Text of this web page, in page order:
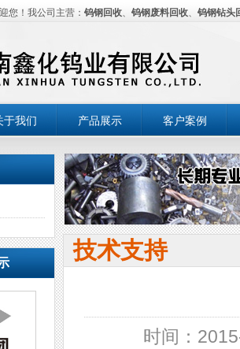
您！我公司主营： 钨钢回收、 钨钢废料回收、 钨钢钻头
于我们 产品展示 客户案例
技术支持
时间：